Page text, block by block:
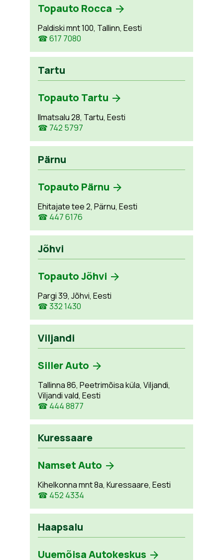
Topauto Rocca
Paldiski mnt 100, Tallinn, Eesti
☎ 617 7080
Tartu
Topauto Tartu
Ilmatsalu 28, Tartu, Eesti
☎ 742 5797
Pärnu
Topauto Pärnu
Ehitajate tee 2, Pärnu, Eesti
☎ 447 6176
Jõhvi
Topauto Jõhvi
Pargi 39, Jõhvi, Eesti
☎ 332 1430
Viljandi
Siller Auto
Tallinna 86, Peetrimõisa küla, Viljandi,
Viljandi vald, Eesti
☎ 444 8877
Kuressaare
Namset Auto
Kihelkonna mnt 8a, Kuressaare, Eesti
☎ 452 4334
Haapsalu
Uuemõisa Autokeskus